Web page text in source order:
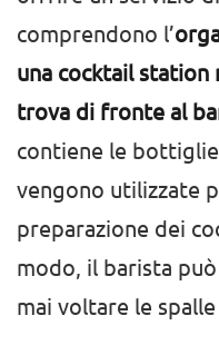
comprendono l’
una cocktail station
trova di fronte al
contiene le
vengono utilizzate
preparazione dei
modo, il barista
mai voltare le